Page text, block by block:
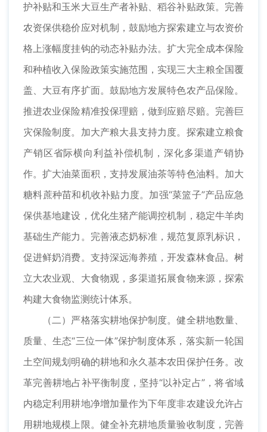
护补贴和玉米大豆生产者补贴、稻谷补贴政策。完善
农资保供稳价应对机制，鼓励地方探索建立与农资价
格上涨幅度挂钩的动态补贴办法。扩大完全成本保险
和种植收入保险政策实施范围，实现三大主粮全国覆
盖、大豆有序扩面。鼓励地方发展特色农产品保险。
推进农业保险精准投保理赔，做到应赔尽赔。完善巨
灾保险制度。加大产粮大县支持力度。探索建立粮食
产销区省际横向利益补偿机制，深化多渠道产销协
作。扩大油菜面积，支持发展油茶等特色油料。加大
糖料蔗种苗和机收补贴力度。加强“菜篮子”产品应急
保供基地建设，优化生猪产能调控机制，稳定牛羊肉
基础生产能力。完善液态奶标准，规范复原乳标识，
促进鲜奶消费。支持深远海养殖，开发森林食品。树
立大农业观、大食物观，多渠道拓展食物来源，探索
构建大食物监测统计体系。
（二）严格落实耕地保护制度。健全耕地数量、
质量、生态“三位一体”保护制度体系，落实新一轮国
土空间规划明确的耕地和永久基本农田保护任务。改
革完善耕地占补平衡制度，坚持“以补定占”，将省域
内稳定利用耕地净增加量作为下年度非农建设允许占
用耕地规模上限。健全补充耕地质量验收制度，完善